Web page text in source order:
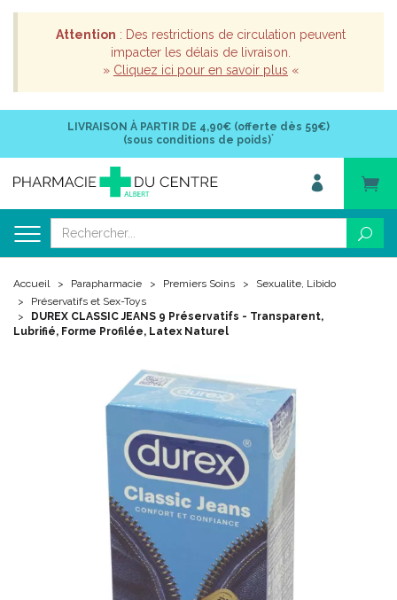
Attention : Des restrictions de circulation peuvent
impacter les délais de livraison.
» Cliquez ici pour en savoir plus «
LIVRAISON À PARTIR DE 4,90€ (offerte dès 59€)
(sous conditions de poids)*
Accueil Parapharmacie Premiers Soins
Sexualite, Libido
Préservatifs et Sex-Toys
DUREX CLASSIC JEANS 9 Préservatifs - Transparent,
Lubrifié, Forme Profilée, Latex Naturel